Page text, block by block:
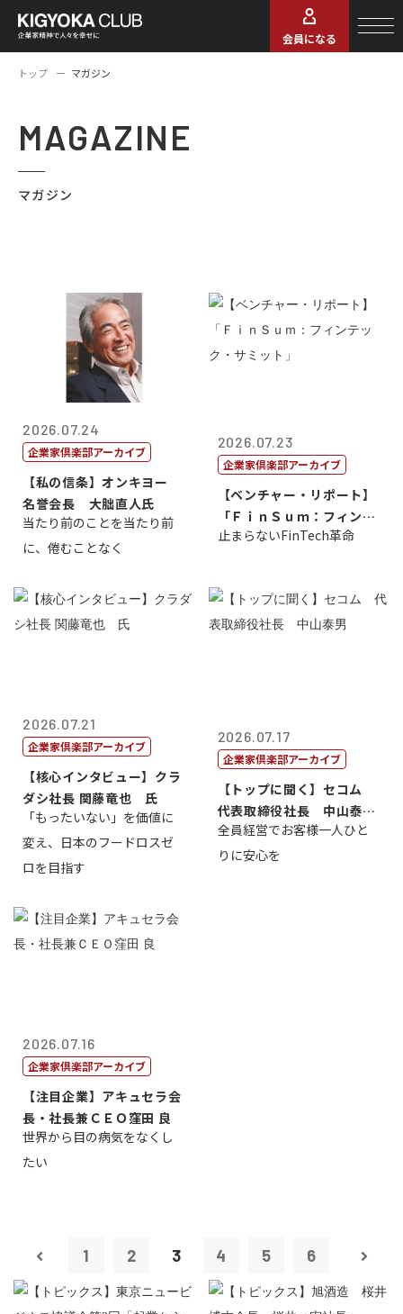
会員になる
トップ マガジン
MAGAZINE
マガジン
2026.07.24
企業家倶楽部アーカイブ
【私の信条】オンキヨー
名誉会長 大朏直人氏
当たり前のことを当たり前
に、倦むことなく
2026.07.23
企業家倶楽部アーカイブ
【ベンチャー・リポート】
「ＦｉｎＳｕｍ：フィンテ
ック・サミッ...
止まらないFinTech革命
2026.07.21
企業家倶楽部アーカイブ
【核心インタビュー】クラ
ダシ社長 関藤竜也 氏
「もったいない」を価値に
変え、日本のフードロスゼ
ロを目指す
2026.07.17
企業家倶楽部アーカイブ
【トップに聞く】セコム
代表取締役社長 中山泰
男
全員経営でお客様一人ひと
りに安心を
2026.07.16
企業家倶楽部アーカイブ
【注目企業】アキュセラ会
長・社長兼ＣＥＯ窪田 良
世界から目の病気をなくし
たい
1 2 3 4 5 6